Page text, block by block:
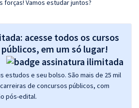
forças! Vamos estudar juntos?
acesse todos os cursos
em um só lugar!
estudos e seu bolso. São mais de 25 mil
de concursos públicos, com
pós-edital.